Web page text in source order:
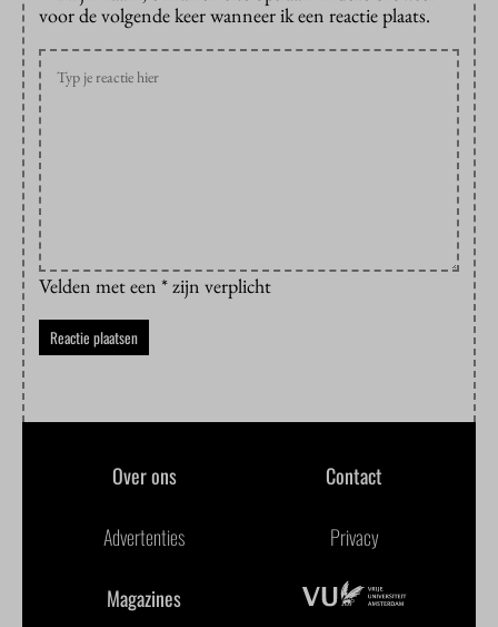
voor de volgende keer wanneer ik een reactie plaats.
Velden met een * zijn verplicht
Over ons Contact
Advertenties Privacy
Magazines